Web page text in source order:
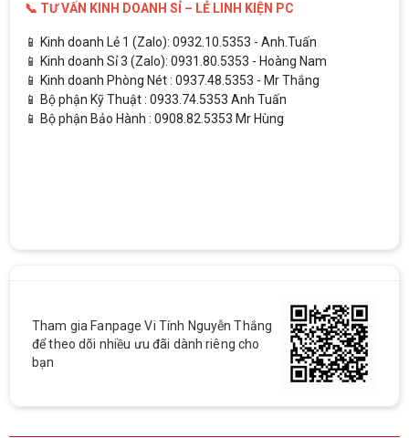
📞 TƯ VẤN KINH DOANH SỈ – LẺ LINH KIỆN PC
📱 Kinh doanh Lẻ 1 (Zalo): 0932.10.5353 - Anh.Tuấn
📱 Kinh doanh Sỉ 3 (Zalo): 0931.80.5353 - Hoàng Nam
📱 Kinh doanh Phòng Nét : 0937.48.5353 - Mr Thắng
📱 Bộ phận Kỹ Thuật : 0933.74.5353 Anh Tuấn
📱 Bộ phận Bảo Hành : 0908.82.5353 Mr Hùng
Tham gia Fanpage Vi Tính Nguyễn Thắng
để theo dõi nhiều ưu đãi dành riêng cho
bạn